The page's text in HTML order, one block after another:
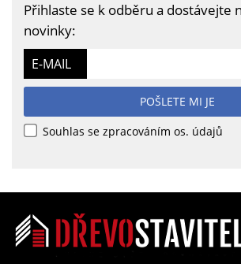
Přihlaste se k odběru a dostávejte
novinky:
E-MAIL
POŠLETE MI JE
Souhlas se zpracováním os. údajů